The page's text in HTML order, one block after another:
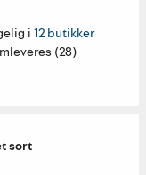
i 12 butikker
(28)
sort